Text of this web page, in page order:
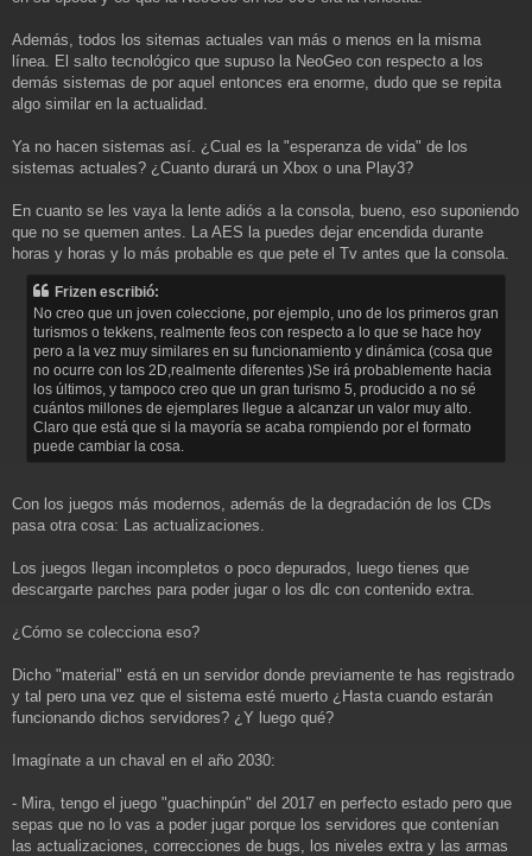
Además, todos los sitemas actuales van más o menos en la misma
línea. El salto tecnológico que supuso la NeoGeo con respecto a los
demás sistemas de por aquel entonces era enorme, dudo que se repita
algo similar en la actualidad.
Ya no hacen sistemas así. ¿Cual es la "esperanza de vida" de los
sistemas actuales? ¿Cuanto durará un Xbox o una Play3?
En cuanto se les vaya la lente adiós a la consola, bueno, eso suponiendo
que no se quemen antes. La AES la puedes dejar encendida durante
horas y horas y lo más probable es que pete el Tv antes que la consola.
Frizen escribió:
No creo que un joven coleccione, por ejemplo, uno de los primeros gran
turismos o tekkens, realmente feos con respecto a lo que se hace hoy
pero a la vez muy similares en su funcionamiento y dinámica (cosa que
no ocurre con los 2D,realmente diferentes )Se irá probablemente hacia
los últimos, y tampoco creo que un gran turismo 5, producido a no sé
cuántos millones de ejemplares llegue a alcanzar un valor muy alto.
Claro que está que si la mayoría se acaba rompiendo por el formato
puede cambiar la cosa.
Con los juegos más modernos, además de la degradación de los CDs
pasa otra cosa: Las actualizaciones.
Los juegos llegan incompletos o poco depurados, luego tienes que
descargarte parches para poder jugar o los dlc con contenido extra.
¿Cómo se colecciona eso?
Dicho "material" está en un servidor donde previamente te has registrado
y tal pero una vez que el sistema esté muerto ¿Hasta cuando estarán
funcionando dichos servidores? ¿Y luego qué?
Imagínate a un chaval en el año 2030:
- Mira, tengo el juego "guachinpún" del 2017 en perfecto estado pero que
sepas que no lo vas a poder jugar porque los servidores que contenían
las actualizaciones, correcciones de bugs, los niveles extra y las armas